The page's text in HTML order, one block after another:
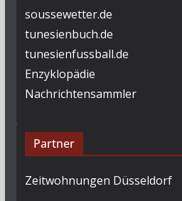
soussewetter.de
tunesienbuch.de
tunesienfussball.de
Enzyklopädie
Nachrichtensammler
Partner
Zeitwohnungen Düsseldorf